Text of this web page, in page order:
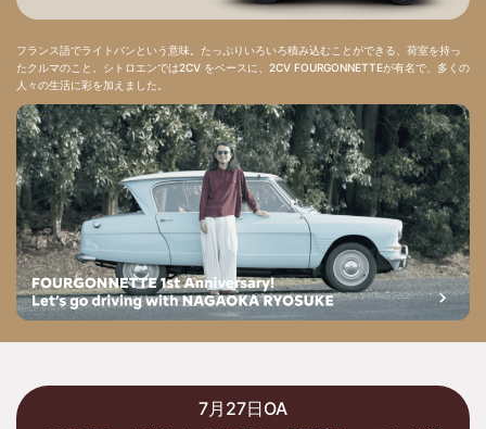
フランス語でライトバンという意味。たっぷりいろいろ積み込むことができる、荷室を持っ
たクルマのこと。シトロエンでは2CV をベースに、2CV FOURGONNETTEが有名で、多くの
人々の生活に彩を加えました。
7月27日OA